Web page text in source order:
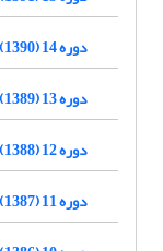
دوره 14 (1390)
دوره 13 (1389)
دوره 12 (1388)
دوره 11 (1387)